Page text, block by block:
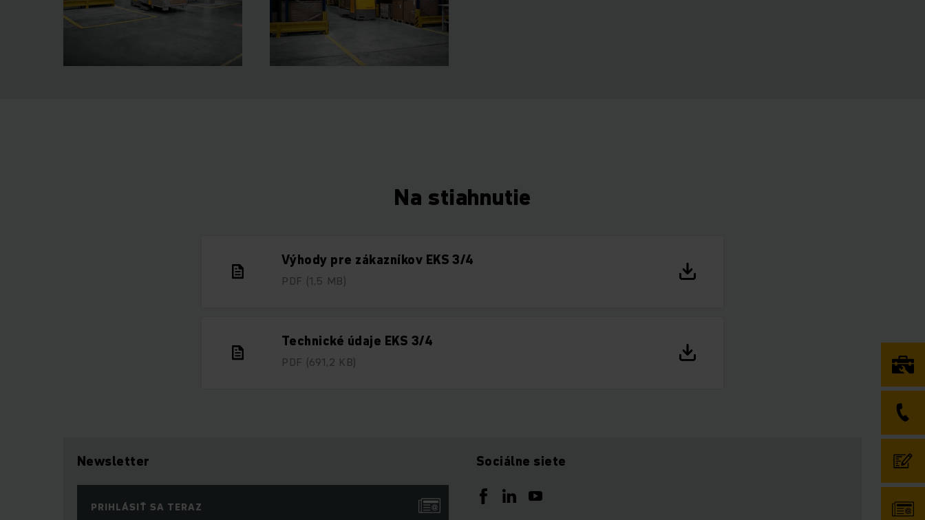
Na stiahnutie
Výhody pre zákazníkov EKS 3/4
PDF (1,5 MB)
Technické údaje EKS 3/4
PDF (691,2 KB)
Newsletter
PRIHLÁSIŤ SA TERAZ
Sociálne siete